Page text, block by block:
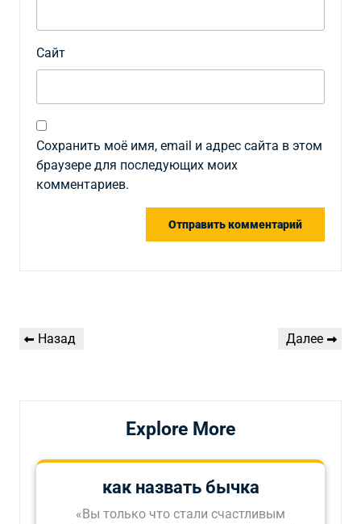
Сайт
Сохранить моё имя, email и адрес сайта в этом
браузере для последующих моих
комментариев.
по
Предыдущая
Назад
Следующая
Далее
Explore More
как назвать бычка
«Вы только что стали счастливым